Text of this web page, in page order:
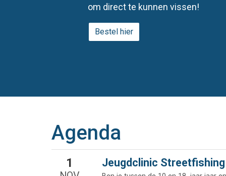
om direct te kunnen vissen!
Bestel hier
Agenda
1 Jeugdclinic Streetfishing